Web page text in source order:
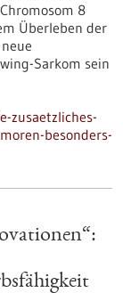
8
Überleben der
Sarkom sein
zusaetzliches-
besonders-